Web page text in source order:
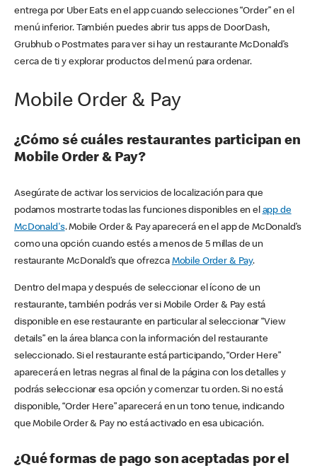
entrega por Uber Eats en el app cuando selecciones “Order” en el
menú inferior. También puedes abrir tus apps de DoorDash,
Grubhub o Postmates para ver si hay un restaurante McDonald’s
cerca de ti y explorar productos del menú para ordenar.
Mobile Order & Pay
¿Cómo sé cuáles restaurantes participan en
Mobile Order & Pay?
Asegúrate de activar los servicios de localización para que
podamos mostrarte todas las funciones disponibles en el app de
McDonald's. Mobile Order & Pay aparecerá en el app de McDonald’s
como una opción cuando estés a menos de 5 millas de un
restaurante McDonald’s que ofrezca Mobile Order & Pay.
Dentro del mapa y después de seleccionar el ícono de un
restaurante, también podrás ver si Mobile Order & Pay está
disponible en ese restaurante en particular al seleccionar “View
details” en la área blanca con la información del restaurante
seleccionado. Si el restaurante está participando, “Order Here”
aparecerá en letras negras al final de la página con los detalles y
podrás seleccionar esa opción y comenzar tu orden. Si no está
disponible, “Order Here” aparecerá en un tono tenue, indicando
que Mobile Order & Pay no está activado en esa ubicación.
¿Qué formas de pago son aceptadas por el